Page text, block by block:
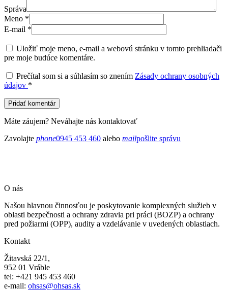
Správa
Meno *
E-mail *
Uložiť moje meno, e-mail a webovú stránku v tomto prehliadači
pre moje budúce komentáre.
Prečítal som si a súhlasím so znením Zásady ochrany osobných
údajov *
Pridať komentár
Máte záujem? Neváhajte nás kontaktovať
Zavolajte phone0945 453 460 alebo mailpošlite správu
O nás
Našou hlavnou činnosťou je poskytovanie komplexných služieb v
oblasti bezpečnosti a ochrany zdravia pri práci (BOZP) a ochrany
pred požiarmi (OPP), audity a vzdelávanie v uvedených oblastiach.
Kontakt
Žitavská 22/1,
952 01 Vráble
tel: +421 945 453 460
e-mail: ohsas@ohsas.sk